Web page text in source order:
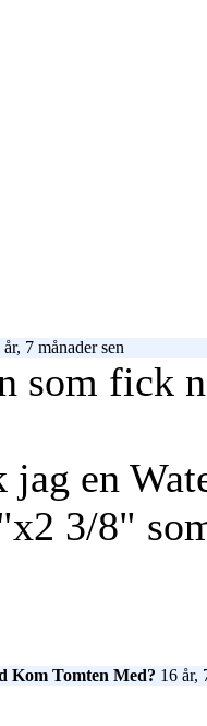
år, 7 månader sen
som fick
jag en
3/8"
Kom Tomten Med? 16 år,